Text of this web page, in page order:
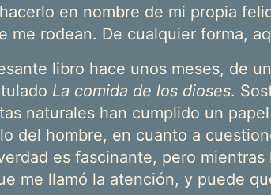
en nombre de mi propia
me rodean. De cualquier forma,
libro hace unos meses, de
La comida de los dioses.
naturales han cumplido un
del hombre, en cuanto a
es fascinante, pero
me llamó la atención, y puede